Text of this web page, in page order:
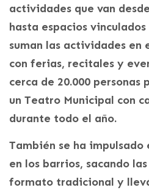
actividades que van
hasta espacios
suman las actividades en
con ferias, recitales y
cerca de 20.000 personas
un Teatro Municipal con
durante todo el año.
También se ha impulsado
en los barrios, sacando
formato tradicional y